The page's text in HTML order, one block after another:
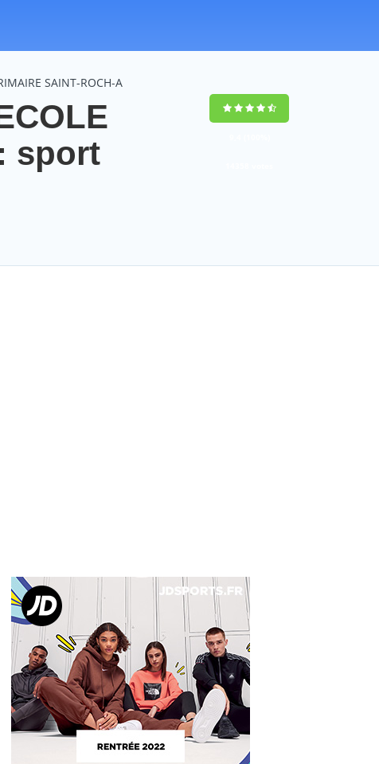
SAINT-ROCH-A
sport